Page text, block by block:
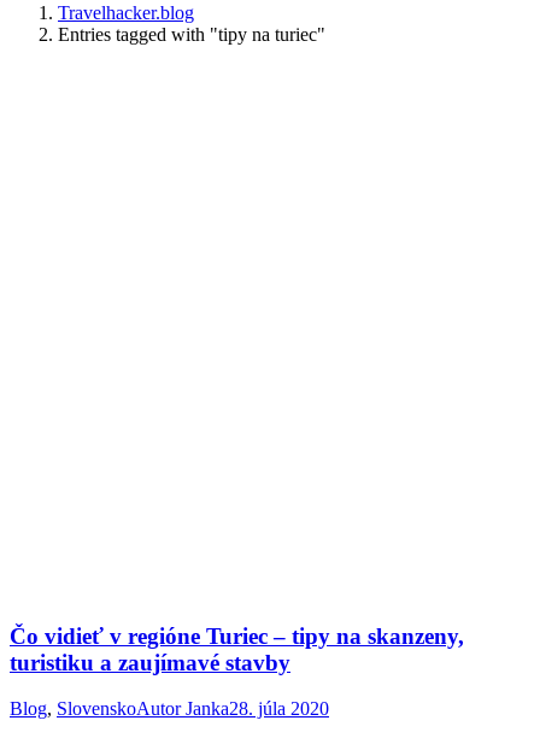
Travelhacker.blog
Entries tagged with "tipy na turiec"
Čo vidieť v regióne Turiec – tipy na skanzeny,
turistiku a zaujímavé stavby
Blog, SlovenskoAutorJanka28. júla 2020